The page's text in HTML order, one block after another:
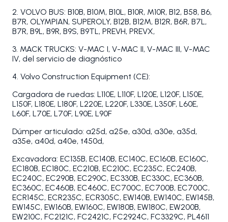
2. VOLVO BUS: B10B, B10M, B10L, B10R, M10R, B12, B58, B6,
B7R, OLYMPIAN, SUPEROLY, B12B, B12M, B12R, B6R, B7L,
B7R, B9L, B9R, B9S, B9TL, PREVH, PREVX,
3. MACK TRUCKS: V-MAC I, V-MAC II, V-MAC III, V-MAC
IV, del servicio de diagnóstico
4. Volvo Construction Equipment (CE):
Cargadora de ruedas: L110E, L110F, L120E, L120F, L150E,
L150F, L180E, L180F, L220E, L220F, L330E, L350F, L60E,
L60F, L70E, L70F, L90E, L90F
Dúmper articulado: a25d, a25e, a30d, a30e, a35d,
a35e, a40d, a40e, t450d,
Excavadora: EC135B, EC140B, EC140C, EC160B, EC160C,
EC180B, EC180C, EC210B, EC210C, EC235C, EC240B,
EC240C, EC290B, EC290C, EC330B, EC330C, EC360B,
EC360C, EC460B, EC460C, EC700C, EC700B, EC700C,
ECR145C, ECR235C, ECR305C, EW140B, EW140C, EW145B,
EW145C, EW160B, EW160C, EW180B, EW180C, EW200B,
EW210C, FC2121C, FC2421C, FC2924C, FC3329C, PL4611